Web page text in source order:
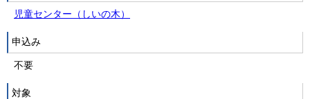
児童センター（しいの木）
申込み
不要
対象